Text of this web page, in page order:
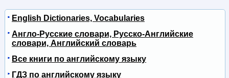
English Dictionaries, Vocabularies
Англо-Русские словари, Русско-Английские
словари, Английский словарь
Все книги по английскому языку
ГДЗ по английскому языку